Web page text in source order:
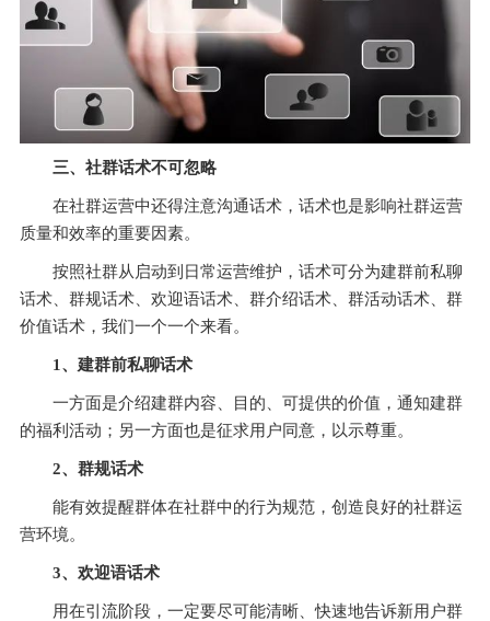
三、社群话术不可忽略
在社群运营中还得注意沟通话术，话术也是影响社群运营
质量和效率的重要因素。
按照社群从启动到日常运营维护，话术可分为建群前私聊
话术、群规话术、欢迎语话术、群介绍话术、群活动话术、群
价值话术，我们一个一个来看。
1、 建群前私聊话术
一方面是介绍建群内容、目的、可提供的价值，通知建群
的福利活动；另一方面也是征求用户同意，以示尊重。
2、 群规话术
能有效提醒群体在社群中的行为规范，创造良好的社群运
营环境。
3、 欢迎语话术
用在引流阶段，一定要尽可能清晰、快速地告诉新用户群